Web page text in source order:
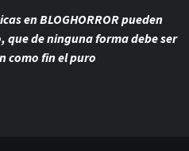
en BLOGHORROR pueden
que de ninguna forma debe ser
como fin el puro